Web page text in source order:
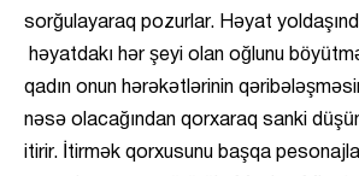
sorğulayaraq pozurlar. Həyat
həyatdakı hər şeyi olan oğlunu
qadın onun hərəkətlərinin
nəsə olacağından qorxaraq sanki
itirir. İtirmək qorxusunu başqa